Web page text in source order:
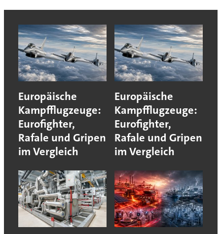
Europäische
Kampfflugzeuge:
Eurofighter,
Rafale und Gripen
im Vergleich
Europäische
Kampfflugzeuge:
Eurofighter,
Rafale und Gripen
im Vergleich